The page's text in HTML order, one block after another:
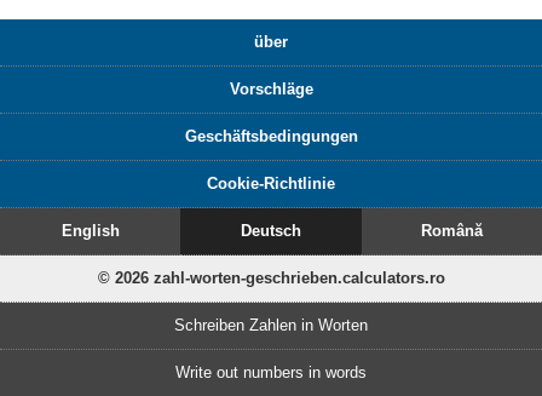
über
Vorschläge
Geschäftsbedingungen
Cookie-Richtlinie
English Deutsch Română
© 2026 zahl-worten-geschrieben.calculators.ro
Schreiben Zahlen in Worten
Write out numbers in words